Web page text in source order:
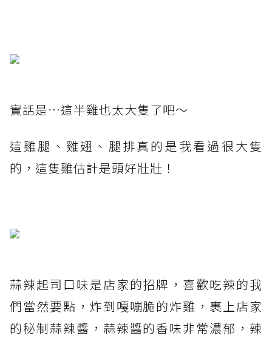
實話是⋯這半雞也太大隻了吧～
這雞腿、雞翅、腿排真的是我看過很大隻
的，這隻雞估計是頭好壯壯！
蒜辣起司口味是店家的招牌，喜歡吃辣的我
們當然要點，炸到嘎嘣脆的炸雞，裹上店家
的秘制蒜辣醬，蒜辣醬的香味非常濃郁，辣